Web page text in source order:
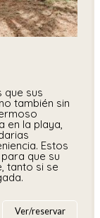
que sus
también sin
en la playa,
Estos
que su
tanto si se
Ver/reservar